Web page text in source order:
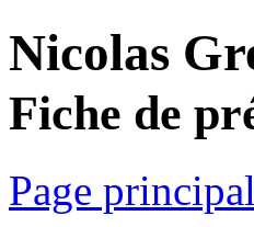
Nicolas
Fiche de
Page